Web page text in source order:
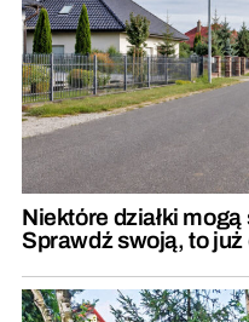
Niektóre działki
Sprawdź swoją, to